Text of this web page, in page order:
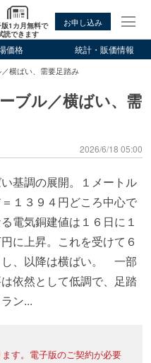
版1カ月無料で
読できます
お申し込み
価格 統計・販価情報
横ばい、需要足踏み
ブル／横ばい、需
2026/6/18 05:00
基調の展開。１メートル
１３９４円どころ中心で
電気銅建値は１６日に１
に上昇。これを受けて６
し、以降は横ばい。 一部
依然として低調で、足踏
ン...
す。電子版のご契約が必要